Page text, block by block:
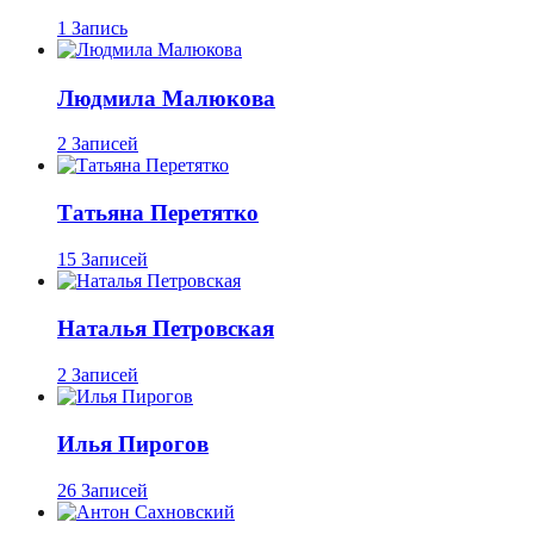
1 Запись
Людмила Малюкова
2 Записей
Татьяна Перетятко
15 Записей
Наталья Петровская
2 Записей
Илья Пирогов
26 Записей